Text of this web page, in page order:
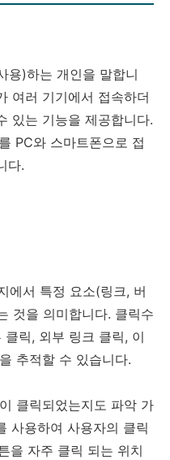
용)하는 개인을 말합니
여러 기기에서 접속하더
있는 기능을 제공합니다.
PC와 스마트폰으로 접
다.
에서 특정 요소(링크, 버
것을 의미합니다. 클릭수
릭, 외부 링크 클릭, 이
추적할 수 있습니다.
클릭되었는지도 파악 가
사용하여 사용자의 클릭
을 자주 클릭 되는 위치